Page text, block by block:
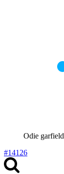
Odie garfield
#14126